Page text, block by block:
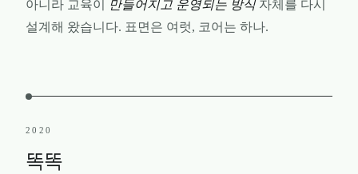
아니라 교육이
만들어지고 운영되는 방식자체를 다시
설계해 왔습니다. 표면은 여럿, 코어는 하나.
2020
똑똑